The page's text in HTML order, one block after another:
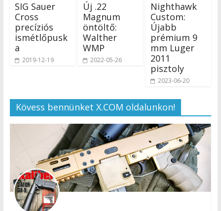
SIG Sauer
Cross
precíziós
ismétlőpusk
a
2019-12-19
Új .22
Magnum
öntöltő:
Walther
WMP
2022-05-26
Nighthawk
Custom:
Újabb
prémium 9
mm Luger
2011
pisztoly
2023-06-20
Kövess bennünket X.COM oldalunkon!